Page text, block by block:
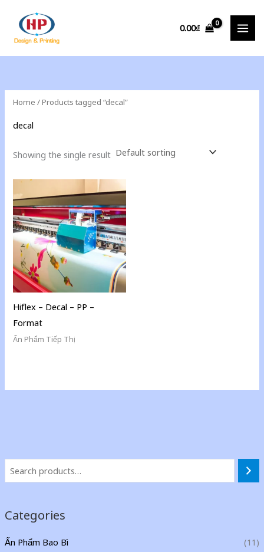
content
0.00₫
Categories
Ấn Phẩm Bao Bì
(11)
Home / Products tagged “decal”
decal
Showing the single result
Hiflex – Decal – PP –
Format
Ấn Phẩm Tiếp Thị